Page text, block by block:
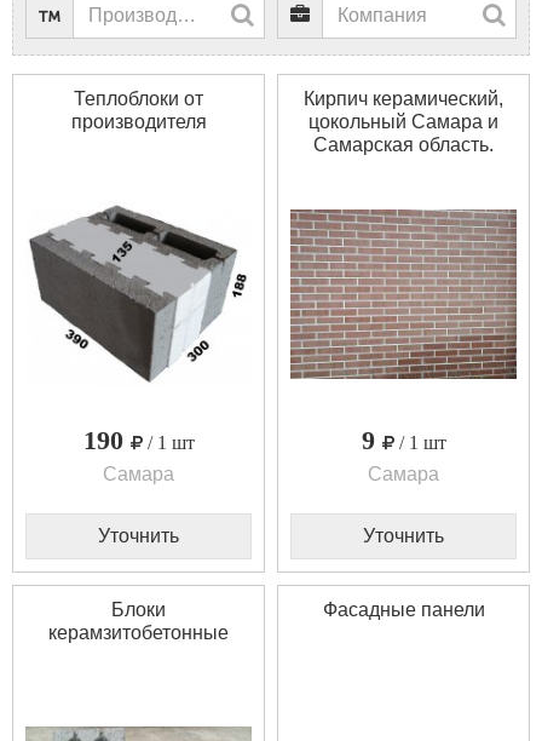
Теплоблоки от
производителя
190
/ 1 шт
Самара
Уточнить
Кирпич керамический,
цокольный Самара и
Самарская область.
9
/ 1 шт
Самара
Уточнить
Блоки
керамзитобетонные
Фасадные панели